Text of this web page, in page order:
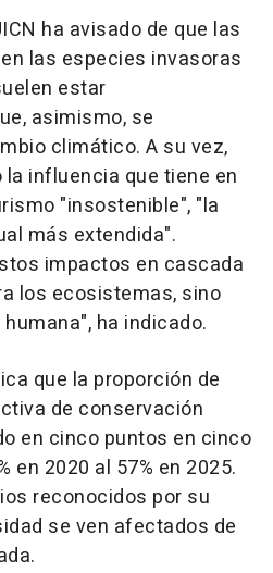
ha avisado de que las
las especies invasoras
estar
asimismo, se
climático. A su vez,
influencia que tiene en
"insostenible", "la
más extendida".
impactos en cascada
los ecosistemas, sino
ha indicado.
que la proporción de
de conservación
en cinco puntos en cinco
en 2020 al 57% en 2025.
reconocidos por su
se ven afectados de